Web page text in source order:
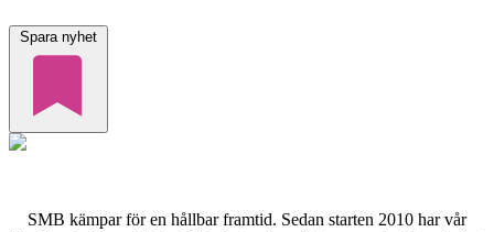
Spara nyhet
SMB kämpar för en hållbar framtid. Sedan starten 2010 har vår